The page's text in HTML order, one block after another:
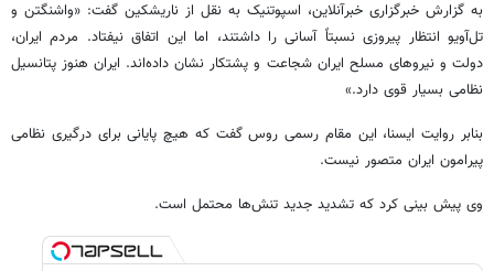
به گزارش خبرگزاری خبرآنلاین، اسپوتنیک به نقل از ناریشکین گفت: «واشنگتن و
تل‌آویو انتظار پیروزی نسبتاً آسانی را داشتند، اما این اتفاق نیفتاد. مردم ایران،
دولت و نیروهای مسلح ایران شجاعت و پشتکار نشان داده‌اند. ایران هنوز پتانسیل
نظامی بسیار قوی دارد.»
بنابر روایت ایسنا، این مقام رسمی روس گفت که هیچ پایانی برای درگیری نظامی
پیرامون ایران متصور نیست.
وی پیش بینی کرد که تشدید جدید تنش‌ها محتمل است.